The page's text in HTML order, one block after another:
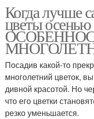
Когда лучше
цветы
Посадив какой-то
многолетний цветок,
дивной красотой. Но
что его цветки
резко уменьшается.